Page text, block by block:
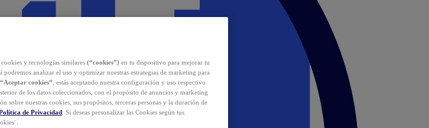
y tecnologías similares (“cookies”) en tu dispositivo para mejorar tu
analizar el uso y optimizar nuestras estrategias de marketing para
“Aceptar cookies” , estás aceptando nuestra configuración y uso respectivo
de los datos coleccionados, con el propósito de anuncios y marketing
sobre nuestras cookies, sus propósitos, terceras personas y la duración de
de Privacidad . Si deseas personalizar las Cookies según tus